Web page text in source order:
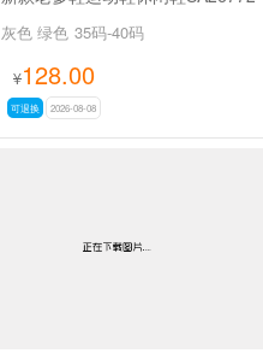
灰色 绿色 35码-40码
¥128.00
可退换 2026-08-08